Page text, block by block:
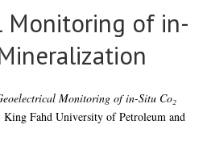
Monitoring of in-
Monitoring of in-Situ Co₂
King Fahd University of Petroleum and